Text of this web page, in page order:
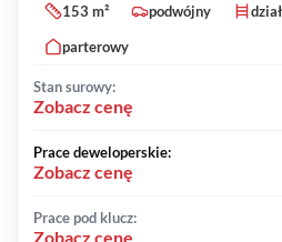
153 m² podwójny
parterowy
Stan surowy:
Zobacz cenę
Prace deweloperskie:
Zobacz cenę
Prace pod klucz:
Zobacz cenę